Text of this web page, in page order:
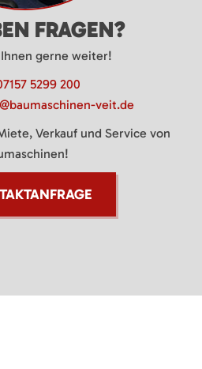
FRAGEN?
gerne weiter!
5299 200
veit.de
Verkauf und Service von